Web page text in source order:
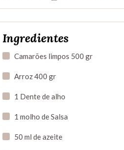
Ingredientes
Camarões limpos 500 gr
Arroz 400 gr
1 Dente de alho
1 molho de Salsa
50 ml de azeite